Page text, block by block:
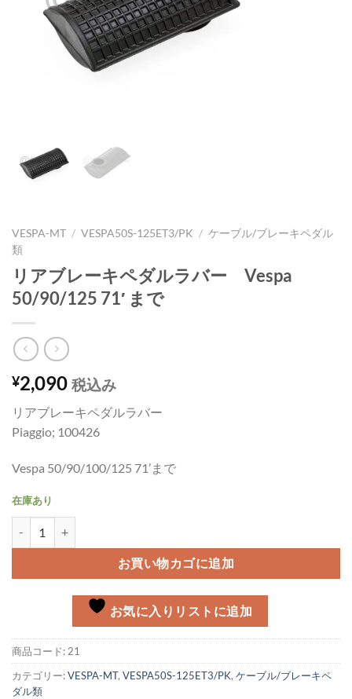
VESPA-MT / VESPA50S-125ET3/PK / ケーブル/ブレーキペダル
類
リアブレーキペダルラバー Vespa
50/90/125 71′ まで
¥2,090 税込み
リアブレーキペダルラバー
Piaggio; 100426
Vespa 50/90/100/125 71’まで
在庫あり
お買い物カゴに追加
お気に入りリストに追加
商品コード:21
カテゴリー:VESPA-MT, VESPA50S-125ET3/PK, ケーブル/ブレーキペ
ダル類